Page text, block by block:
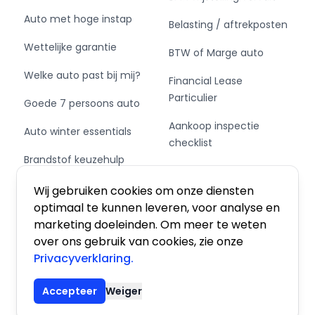
Wij gebruiken cookies om onze diensten
optimaal te kunnen leveren, voor analyse en
marketing doeleinden. Om meer te weten
over ons gebruik van cookies, zie onze
Privacyverklaring.
Accepteer Weiger
standaard uitrusting.
Aan boord van deze Audi houden verschillende
gaten. Ze waarschuwen u voor noodsituaties en
kunnen in een aantal gevallen ook zelf ingrijpen.
nodig is: waarschuwen en corrigeren bij
onbedoelde overschrijding van de rijstrooklijnen.
Deze Audi A3 Sportback blijft altijd alert. Zo
wordt gebruik gemaakt van forward collision
warning. Bij het mogelijke risico op een
aanrijding met een voertuig voor u, slaat het
systeem alarm.
Met het bijgeleverde tellerrapport van
Nationale Autopas weet u dat de
kilometerstand van deze auto zuiver is.
Auto met hoge instap
Wettelijke garantie
Welke auto past bij mij?
Goede 7 persoons auto
Auto winter essentials
Brandstof keuzehulp
Schakel of automaat?
Belasting / aftrekposten
BTW of Marge auto
Financial Lease
Particulier
Aankoop inspectie
checklist
Private Leasen,
Financieren of Kopen?
© 2026 De Auto Atlas, Inc. Alle rechten voorbehouden.